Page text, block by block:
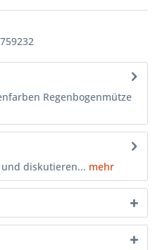
Regenbogenmütze
diskutieren... mehr